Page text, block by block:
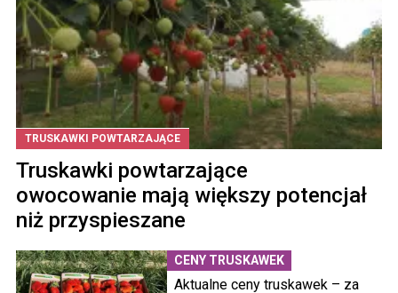
TRUSKAWKI POWTARZAJĄCE
Truskawki powtarzające
owocowanie mają większy potencjał
niż przyspieszane
CENY TRUSKAWEK
Aktualne ceny truskawek – za